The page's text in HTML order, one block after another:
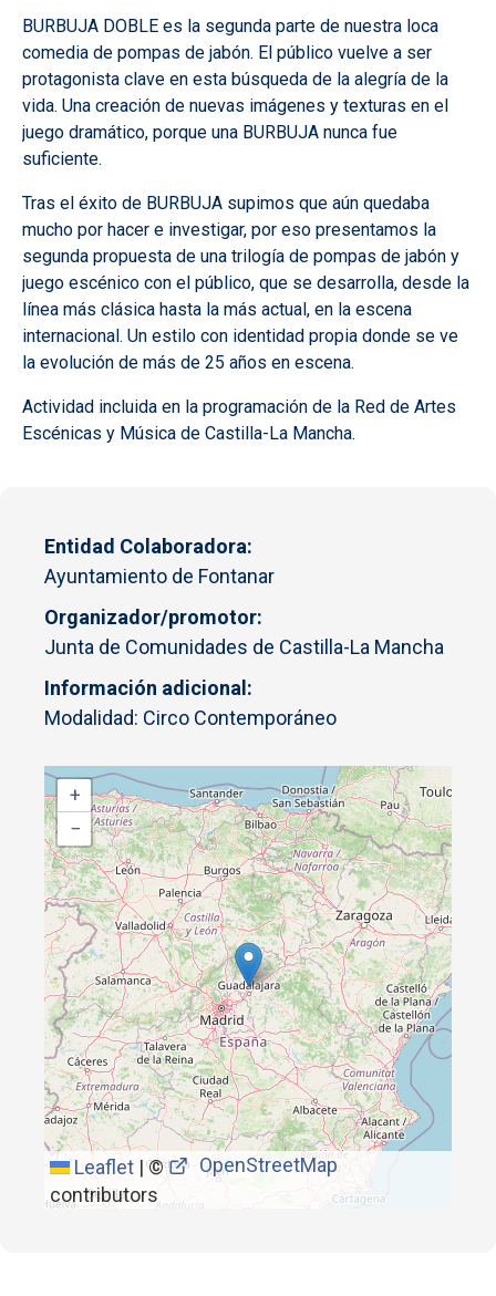
BURBUJA DOBLE es la segunda parte de nuestra loca
comedia de pompas de jabón. El público vuelve a ser
protagonista clave en esta búsqueda de la alegría de la
vida. Una creación de nuevas imágenes y texturas en el
juego dramático, porque una BURBUJA nunca fue
suficiente.
Tras el éxito de BURBUJA supimos que aún quedaba
mucho por hacer e investigar, por eso presentamos la
segunda propuesta de una trilogía de pompas de jabón y
juego escénico con el público, que se desarrolla, desde la
línea más clásica hasta la más actual, en la escena
internacional. Un estilo con identidad propia donde se ve
la evolución de más de 25 años en escena.​
Actividad incluida en la programación de la Red de Artes
Escénicas y Música de Castilla-La Mancha.
Entidad Colaboradora
Ayuntamiento de Fontanar
Organizador/promotor
Junta de Comunidades de Castilla-La Mancha
Información adicional
Modalidad: Circo Contemporáneo
+
−
Leaflet |©
OpenStreetMap
contributors